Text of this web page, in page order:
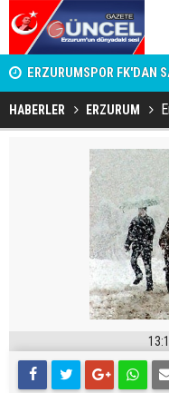
ERZURUMSPOR FK'DAN
HABERLER ERZURUM